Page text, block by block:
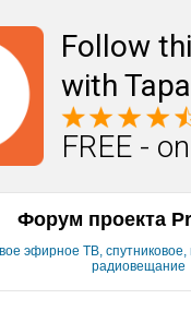
Follow
with
FREE -
Форум проекта
эфирное ТВ, спутниковое,
радиовещание